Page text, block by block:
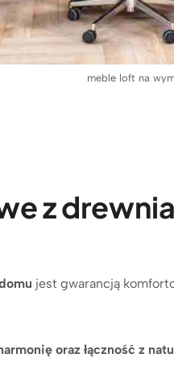
meble loft na
z
jest gwarancją
oraz łączność z